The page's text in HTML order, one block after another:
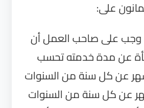
على:
وجب على صاحب العمل أن
عن مدة خدمته تحسب
عن كل سنة من السنوات
عن كل سنة من السنوات